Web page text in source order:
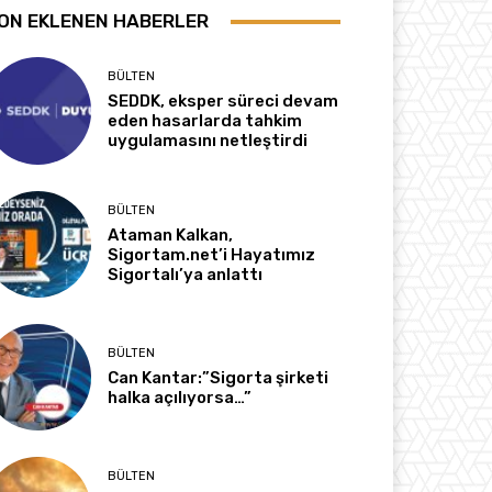
EKLENEN HABERLER
BÜLTEN
SEDDK, eksper süreci devam
eden hasarlarda tahkim
uygulamasını netleştirdi
BÜLTEN
Ataman Kalkan,
Sigortam.net’i Hayatımız
Sigortalı’ya anlattı
BÜLTEN
Can Kantar:”Sigorta şirketi
halka açılıyorsa…”
BÜLTEN